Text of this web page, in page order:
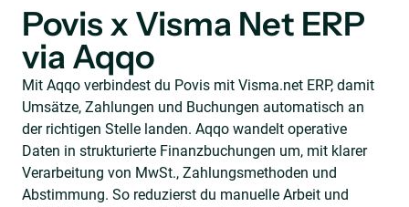
Povis x Visma Net ERP
via Aqqo
Mit Aqqo verbindest du Povis mit Visma.net ERP, damit
Umsätze, Zahlungen und Buchungen automatisch an
der richtigen Stelle landen. Aqqo wandelt operative
Daten in strukturierte Finanzbuchungen um, mit klarer
Verarbeitung von MwSt., Zahlungsmethoden und
Abstimmung. So reduzierst du manuelle Arbeit und